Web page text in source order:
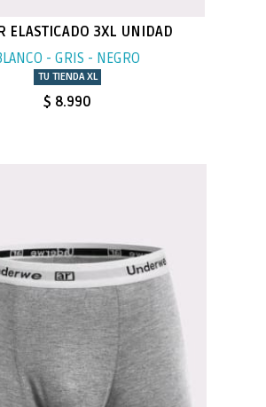
ELASTICADO 3XL UNIDAD
- GRIS - NEGRO
TU TIENDA XL
$ 8.990